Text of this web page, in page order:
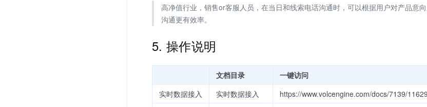
高净值行业，销售or客服人员，在当日和线索电话沟通时，可以根据用户对产品意
沟通更有效率。
5. 操作说明
文档目录
一键访问
实时数据接入
实时数据接入 https://www.volcengine.com/docs/7139/